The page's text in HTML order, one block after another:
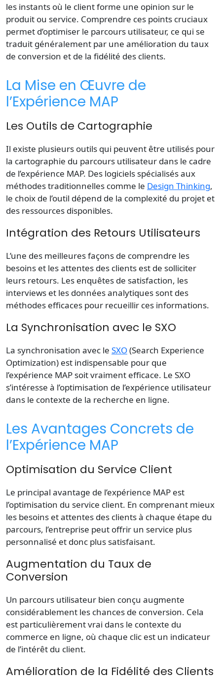
les instants où le client forme une opinion sur le
produit ou service. Comprendre ces points cruciaux
permet d’optimiser le parcours utilisateur, ce qui se
traduit généralement par une amélioration du taux
de conversion et de la fidélité des clients.
La Mise en Œuvre de
l’Expérience MAP
Les Outils de Cartographie
Il existe plusieurs outils qui peuvent être utilisés pour
la cartographie du parcours utilisateur dans le cadre
de l’expérience MAP. Des logiciels spécialisés aux
méthodes traditionnelles comme le Design Thinking,
le choix de l’outil dépend de la complexité du projet et
des ressources disponibles.
Intégration des Retours Utilisateurs
L’une des meilleures façons de comprendre les
besoins et les attentes des clients est de solliciter
leurs retours. Les enquêtes de satisfaction, les
interviews et les données analytiques sont des
méthodes efficaces pour recueillir ces informations.
La Synchronisation avec le SXO
La synchronisation avec le SXO(Search Experience
Optimization) est indispensable pour que
l’expérience MAP soit vraiment efficace. Le SXO
s’intéresse à l’optimisation de l’expérience utilisateur
dans le contexte de la recherche en ligne.
Les Avantages Concrets de
l’Expérience MAP
Optimisation du Service Client
Le principal avantage de l’expérience MAP est
l’optimisation du service client. En comprenant mieux
les besoins et attentes des clients à chaque étape du
parcours, l’entreprise peut offrir un service plus
personnalisé et donc plus satisfaisant.
Augmentation du Taux de
Conversion
Un parcours utilisateur bien conçu augmente
considérablement les chances de conversion. Cela
est particulièrement vrai dans le contexte du
commerce en ligne, où chaque clic est un indicateur
de l’intérêt du client.
Amélioration de la Fidélité des Clients